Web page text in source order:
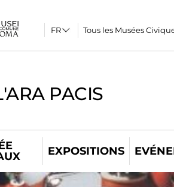
Tous les Musées
PACIS
EXPOSITIONS